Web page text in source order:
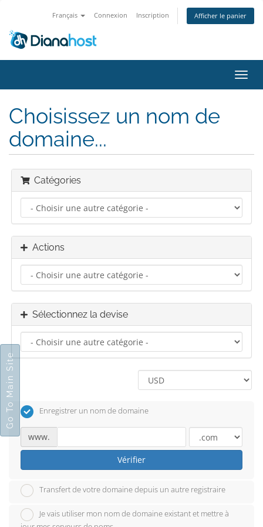
Français Connexion Inscription Afficher le panier
la
Choisissez un nom de
domaine...
Catégories
Actions
Sélectionnez la devise
Enregistrer un nom de domaine
www.
Vérifier
Transfert de votre domaine depuis un autre registraire
Je vais utiliser mon nom de domaine existant et mettre à
Go To Main Site